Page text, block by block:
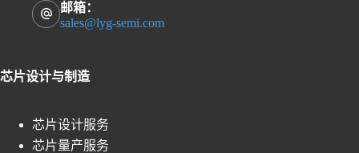
邮箱：
sales@lyg-semi.com
芯片设计与制造
芯片设计服务
芯片量产服务